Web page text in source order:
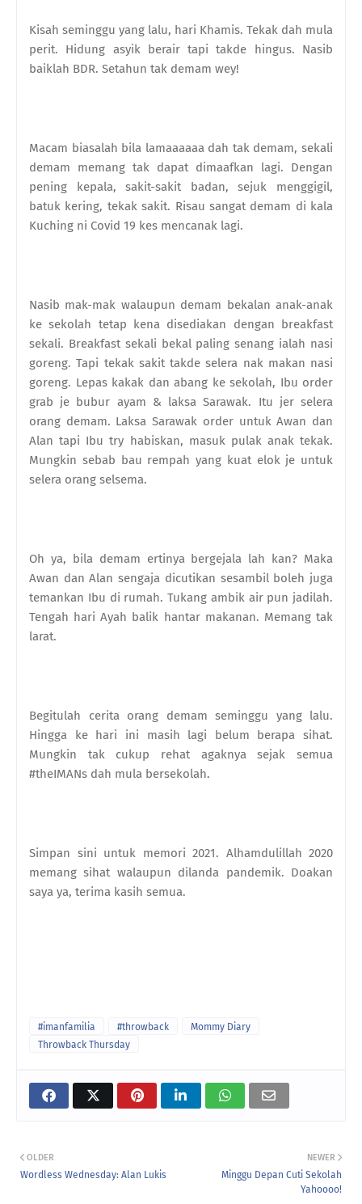
Kisah seminggu yang lalu, hari Khamis. Tekak dah mula
perit. Hidung asyik berair tapi takde hingus. Nasib
baiklah BDR. Setahun tak demam wey!
Macam biasalah bila lamaaaaaa dah tak demam, sekali
demam memang tak dapat dimaafkan lagi. Dengan
pening kepala, sakit-sakit badan, sejuk menggigil,
batuk kering, tekak sakit. Risau sangat demam di kala
Kuching ni Covid 19 kes mencanak lagi.
Nasib mak-mak walaupun demam bekalan anak-anak
ke sekolah tetap kena disediakan dengan breakfast
sekali. Breakfast sekali bekal paling senang ialah nasi
goreng. Tapi tekak sakit takde selera nak makan nasi
goreng. Lepas kakak dan abang ke sekolah, Ibu order
grab je bubur ayam & laksa Sarawak. Itu jer selera
orang demam. Laksa Sarawak order untuk Awan dan
Alan tapi Ibu try habiskan, masuk pulak anak tekak.
Mungkin sebab bau rempah yang kuat elok je untuk
selera orang selsema.
Oh ya, bila demam ertinya bergejala lah kan? Maka
Awan dan Alan sengaja dicutikan sesambil boleh juga
temankan Ibu di rumah. Tukang ambik air pun jadilah.
Tengah hari Ayah balik hantar makanan. Memang tak
larat.
Begitulah cerita orang demam seminggu yang lalu.
Hingga ke hari ini masih lagi belum berapa sihat.
Mungkin tak cukup rehat agaknya sejak semua
#theIMANs dah mula bersekolah.
Simpan sini untuk memori 2021. Alhamdulillah 2020
memang sihat walaupun dilanda pandemik. Doakan
saya ya, terima kasih semua.
#imanfamilia #throwback
Mommy Diary
Throwback Thursday
NEWER
Minggu Depan Cuti Sekolah
Yahoooo!
OLDER
Wordless Wednesday: Alan Lukis